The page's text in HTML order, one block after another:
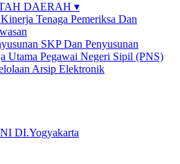
DAERAH ▾
Tenaga Pemeriksa Dan
SKP Dan Penyusunan
Utama Pegawai Negeri Sipil (PNS)
Arsip Elektronik
DI.Yogyakarta